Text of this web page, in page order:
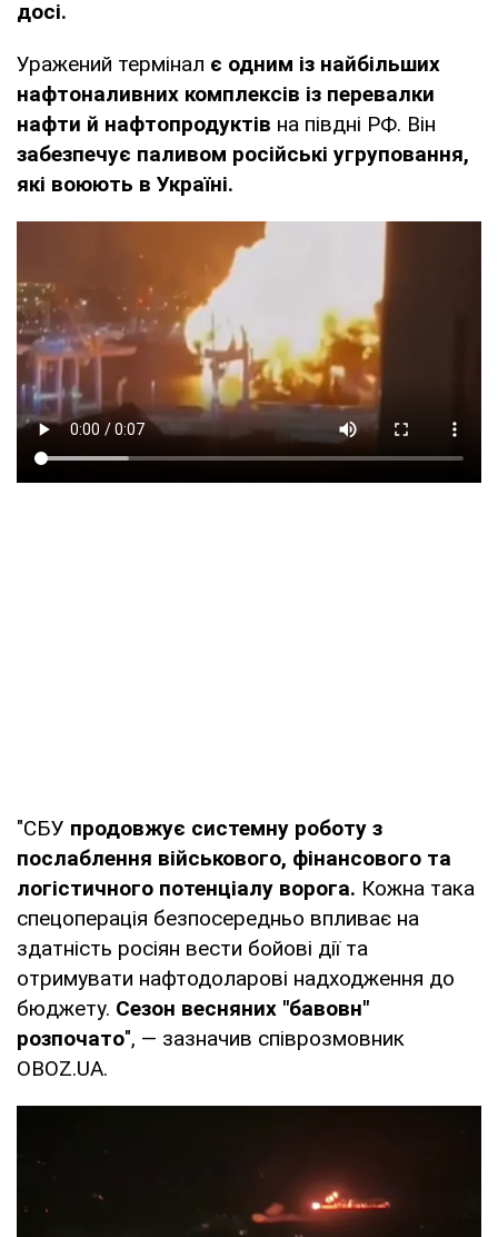
досі.
Уражений термінал є одним із найбільших
нафтоналивних комплексів із перевалки
нафти й нафтопродуктів на півдні РФ. Він
забезпечує паливом російські угруповання,
які воюють в Україні.
"СБУ продовжує системну роботу з
послаблення військового, фінансового та
логістичного потенціалу ворога. Кожна така
спецоперація безпосередньо впливає на
здатність росіян вести бойові дії та
отримувати нафтодоларові надходження до
бюджету. Сезон весняних "бавовн"
розпочато", — зазначив співрозмовник
OBOZ.UA.